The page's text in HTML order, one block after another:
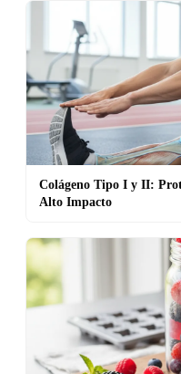
Colágeno Tipo I y II:
Alto Impacto